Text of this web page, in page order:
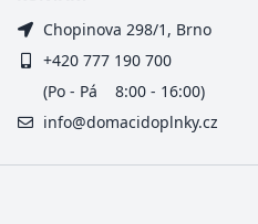
Chopinova 298/1, Brno
+420 777 190 700
(Po - Pá 8:00 - 16:00)
info@domacidoplnky.cz